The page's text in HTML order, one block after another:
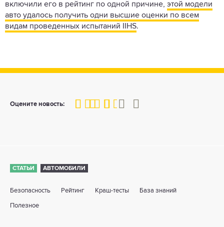
включили его в рейтинг по одной причине, этой модели
авто удалось получить одни высшие оценки по всем
видам проведенных испытаний IIHS.
Оцените новость:
60
1 2 3 4 5
СТАТЬИ АВТОМОБИЛИ
Безопасность Рейтинг Краш-тесты База знаний
Полезное